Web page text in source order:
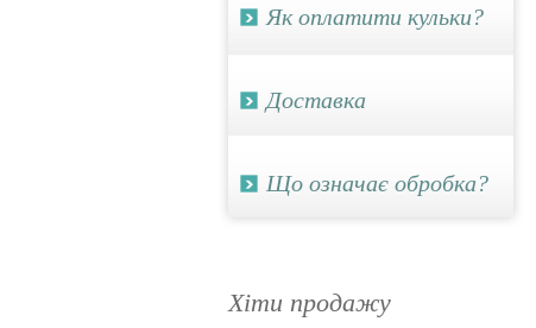
Як оплатити кульки?
Доставка
Що означає обробка?
Хіти продажу